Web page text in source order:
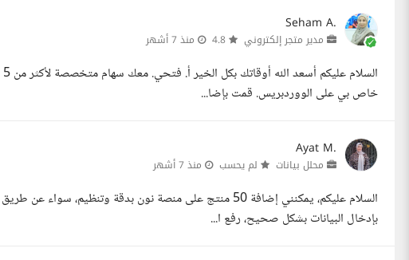
Seham A.
مدير متجر إلكتروني منذ 7 أشهر
خاص بي على الووردبريس. قمت بإضا...
Ayat M.
محلل بيانات لم يحسب منذ 7 أشهر
بإدخال البيانات بشكل صحيح، رفع ا...